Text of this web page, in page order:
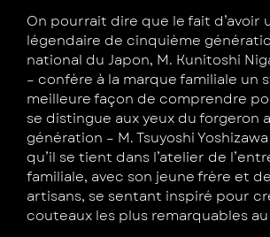
On pourrait dire que le fait d’avoir
légendaire de cinquième
national du Japon, M. Kunitoshi
– confère à la marque familiale un
meilleure façon de comprendre
se distingue aux yeux du forgeron
génération – M. Tsuyoshi
qu’il se tient dans l’atelier de
familiale, avec son jeune frère et
artisans, se sentant inspiré pour
couteaux les plus remarquables